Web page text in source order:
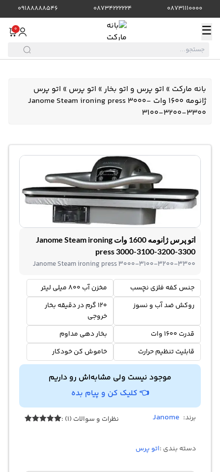
08731110000
08734222224
09188888546
☰
0
بانه مارکت » اتو پرس و اتو بخار» اتو پرس » اتو پرس
ژانومه 1600 وات Janome Steam ironing press 3000-
3100-3200-3300
اتو پرس ژانومه 1600 وات Janome Steam ironing
press 3000-3100-3200-3300
Janome Steam ironing press 3000-3100-3200-3300
جنس کفه فلزی نچسب
مخزن آب 800 میلی لیتر
روکش ضد آب و نسوز
120 گرم در دقیقه بخار
خروجی
قدرت 1600 وات
بخار دهی مداوم
قابلیت تنظیم حرارت
خاموش کن خودکار
موجود نیست ولی مشابه‌اش رو داریم
👈 کلیک کن و پیام بده
برند: Janome نظرات و سوالات (1) :
دسته بندی :اتو پرس